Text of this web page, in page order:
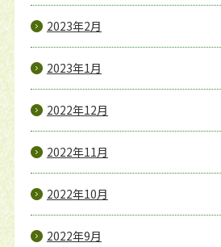
2023年2月
2023年1月
2022年12月
2022年11月
2022年10月
2022年9月